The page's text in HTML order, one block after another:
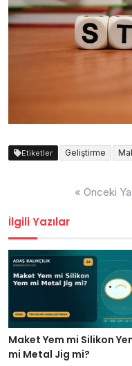
Etiketler Geliştirme
« Önceki
İlgili Yazılar
Maket Yem mi Silikon
mi Metal Jig mi?